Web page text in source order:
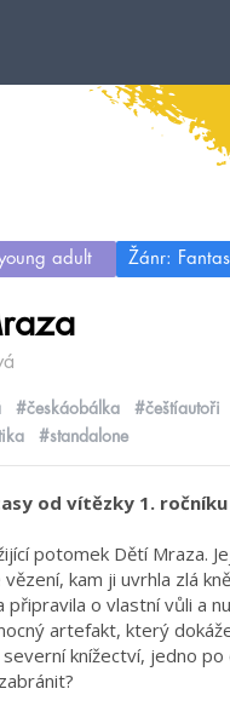
adult Žánr:
#českáobálka #češtíautoři
#standalone
od vítězky 1.
potomek Dětí Mraza.
kam ji uvrhla zlá
o vlastní vůli a
artefakt, který
knížectví, jedno